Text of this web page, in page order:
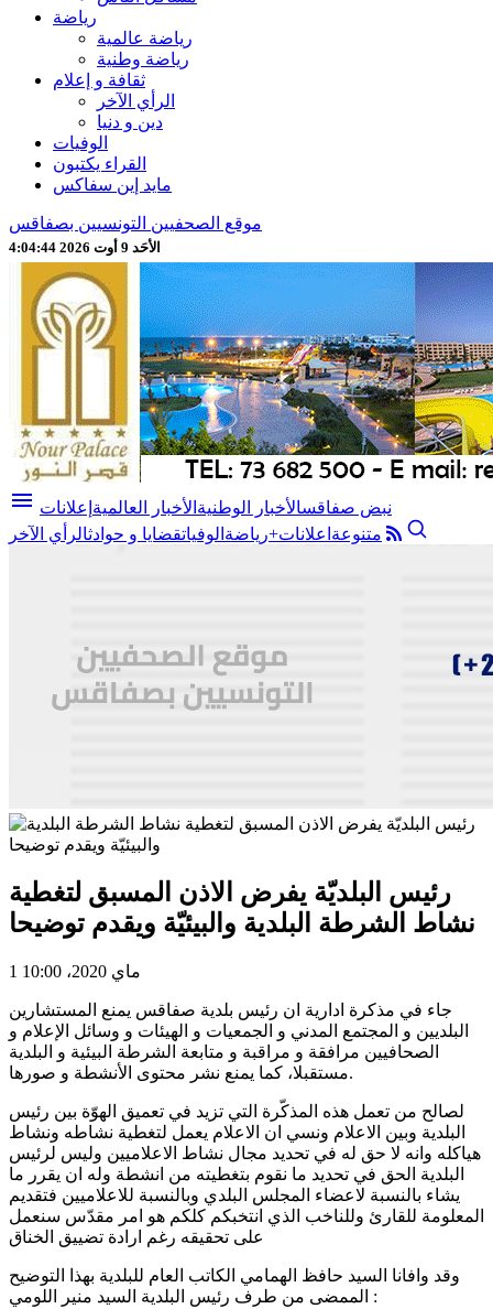
رياضة
رياضة عالمية
رياضة وطنية
ثقافة و إعلام
الرأي الآخر
دين و دنيا
الوفيات
القراء يكتبون
مايد إين سفاكس
موقع الصحفيين التونسيين بصفاقس
الأحَد 9 أوت 2026 4:04:46
menu نبض صفاقسالأخبار الوطنية الأخبار العالمية إعلانات
متنوعة اعلانات+رياضة الوفياتقضايا و حوادثالرأي الآخر
رئيس البلديّة يفرض الاذن المسبق لتغطية
نشاط الشرطة البلدية والبيئيّة ويقدم توضيحا
1 ماي 2020، 10:00
جاء في مذكرة ادارية ان رئيس بلدية صفاقس يمنع المستشارين
البلديين و المجتمع المدني و الجمعيات و الهيئات و وسائل الإعلام و
الصحافيين مرافقة و مراقبة و متابعة الشرطة البيئية و البلدية
مستقبلا، كما يمنع نشر محتوى الأنشطة و صورها.
لصالح من تعمل هذه المذكّرة التي تزيد في تعميق الهوّة بين رئيس
البلدية وبين الاعلام ونسي ان الاعلام يعمل لتغطية نشاطه ونشاط
هياكله وانه لا حق له في تحديد مجال نشاط الاعلاميين وليس لرئيس
البلدية الحق في تحديد ما نقوم بتغطيته من انشطة وله ان يقرر ما
يشاء بالنسبة لاعضاء المجلس البلدي وبالنسبة للاعلاميين فتقديم
المعلومة للقارئ وللناخب الذي انتخبكم كلكم هو امر مقدّس سنعمل
على تحقيقه رغم ارادة تضييق الخناق
وقد وافانا السيد حافظ الهمامي الكاتب العام للبلدية بهذا التوضيح
الممضى من طرف رئيس البلدية السيد منير اللومي :